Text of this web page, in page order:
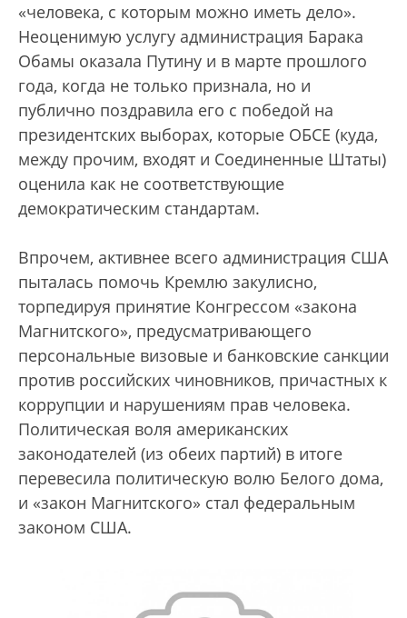
«человека, с которым можно иметь дело».
Неоценимую услугу администрация Барака
Обамы оказала Путину и в марте прошлого
года, когда не только признала, но и
публично поздравила его с победой на
президентских выборах, которые ОБСЕ (куда,
между прочим, входят и Соединенные Штаты)
оценила как не соответствующие
демократическим стандартам.
Впрочем, активнее всего администрация США
пыталась помочь Кремлю закулисно,
торпедируя принятие Конгрессом «закона
Магнитского», предусматривающего
персональные визовые и банковские санкции
против российских чиновников, причастных к
коррупции и нарушениям прав человека.
Политическая воля американских
законодателей (из обеих партий) в итоге
перевесила политическую волю Белого дома,
и «закон Магнитского» стал федеральным
законом США.